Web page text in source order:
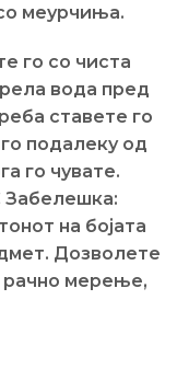
меурчиња.
го со чиста
вода пред
ставете го
го подалеку од
го чувате.
Забелешка:
на бојата
Дозволете
рачно мерење,